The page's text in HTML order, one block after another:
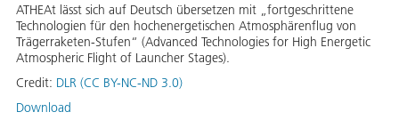
ATHEAt lässt sich auf Deutsch übersetzen mit „fortgeschrittene
Technologien für den hochenergetischen Atmosphärenflug von
Trägerraketen-Stufen“ (Advanced Technologies for High Energetic
Atmospheric Flight of Launcher Stages).
Credit: DLR (CC BY-NC-ND 3.0)
Download